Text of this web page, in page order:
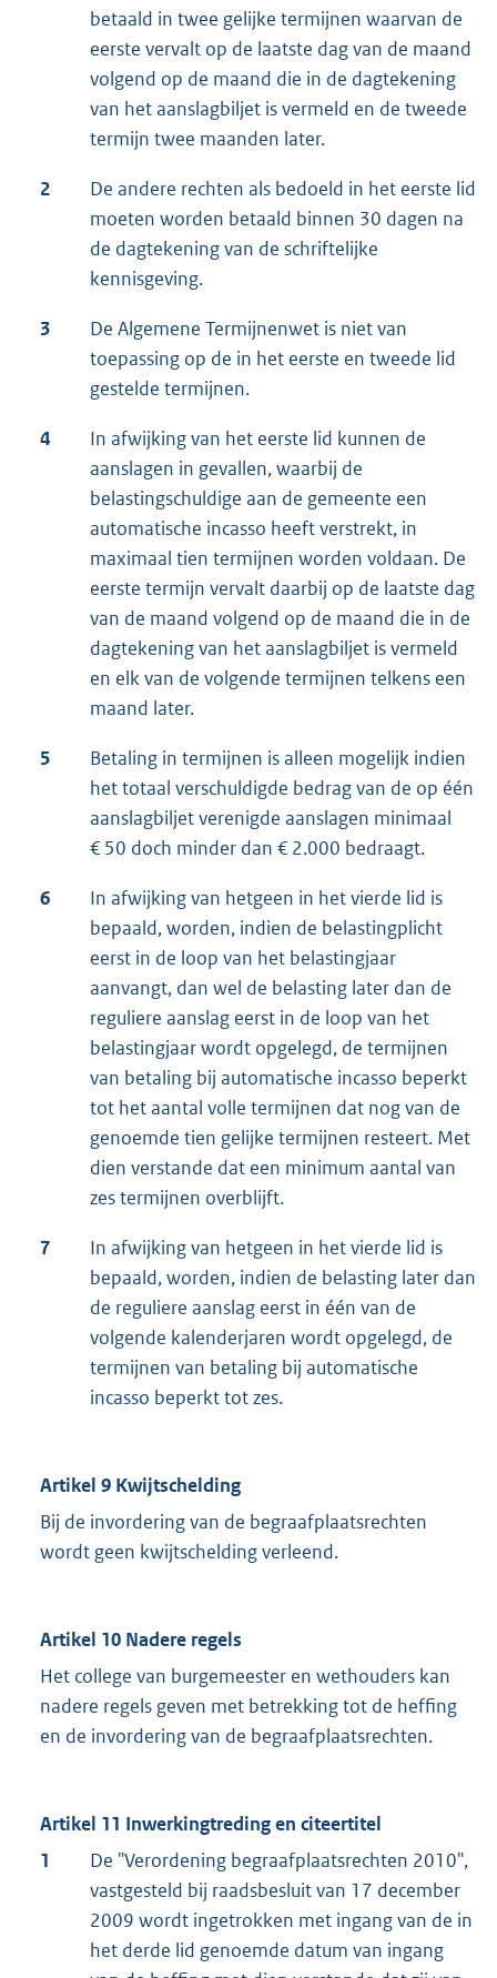
betaald in twee gelijke termijnen waarvan de
eerste vervalt op de laatste dag van de maand
volgend op de maand die in de dagtekening
van het aanslagbiljet is vermeld en de tweede
termijn twee maanden later.
2
De andere rechten als bedoeld in het eerste lid
moeten worden betaald binnen 30 dagen na
de dagtekening van de schriftelijke
kennisgeving.
3
De Algemene Termijnenwet is niet van
toepassing op de in het eerste en tweede lid
gestelde termijnen.
4
In afwijking van het eerste lid kunnen de
aanslagen in gevallen, waarbij de
belastingschuldige aan de gemeente een
automatische incasso heeft verstrekt, in
maximaal tien termijnen worden voldaan. De
eerste termijn vervalt daarbij op de laatste dag
van de maand volgend op de maand die in de
dagtekening van het aanslagbiljet is vermeld
en elk van de volgende termijnen telkens een
maand later.
5
Betaling in termijnen is alleen mogelijk indien
het totaal verschuldigde bedrag van de op één
aanslagbiljet verenigde aanslagen minimaal
€ 50 doch minder dan € 2.000 bedraagt.
6
In afwijking van hetgeen in het vierde lid is
bepaald, worden, indien de belastingplicht
eerst in de loop van het belastingjaar
aanvangt, dan wel de belasting later dan de
reguliere aanslag eerst in de loop van het
belastingjaar wordt opgelegd, de termijnen
van betaling bij automatische incasso beperkt
tot het aantal volle termijnen dat nog van de
genoemde tien gelijke termijnen resteert. Met
dien verstande dat een minimum aantal van
zes termijnen overblijft.
7
In afwijking van hetgeen in het vierde lid is
bepaald, worden, indien de belasting later dan
de reguliere aanslag eerst in één van de
volgende kalenderjaren wordt opgelegd, de
termijnen van betaling bij automatische
incasso beperkt tot zes.
Artikel 9 Kwijtschelding
Bij de invordering van de begraafplaatsrechten
wordt geen kwijtschelding verleend.
Artikel 10 Nadere regels
Het college van burgemeester en wethouders kan
nadere regels geven met betrekking tot de heffing
en de invordering van de begraafplaatsrechten.
Artikel 11 Inwerkingtreding en citeertitel
1
De "Verordening begraafplaatsrechten 2010",
vastgesteld bij raadsbesluit van 17 december
2009 wordt ingetrokken met ingang van de in
het derde lid genoemde datum van ingang